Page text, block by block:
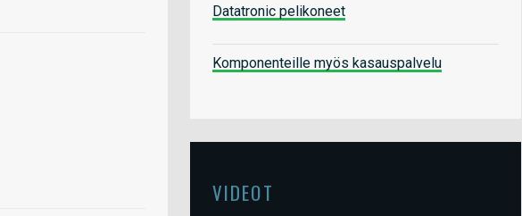
Datatronic pelikoneet
Komponenteille myös kasauspalvelu
VIDEOT